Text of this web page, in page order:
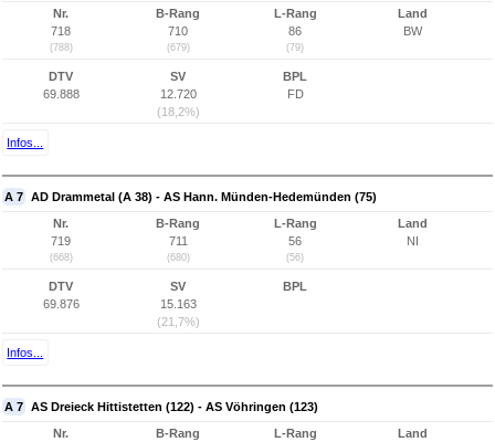
Nr.
718
(788)
B-Rang
710
(679)
L-Rang
86
(79)
Land
BW
DTV
69.888
SV
12.720
(18,2%)
BPL
FD
Infos...
A 7 AD Drammetal (A 38) - AS Hann. Münden-Hedemünden (75)
Nr.
719
(668)
B-Rang
711
(680)
L-Rang
56
(56)
Land
NI
DTV
69.876
SV
15.163
(21,7%)
BPL
Infos...
A 7 AS Dreieck Hittistetten (122) - AS Vöhringen (123)
Nr.
B-Rang
L-Rang
Land